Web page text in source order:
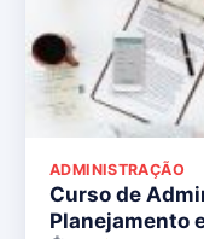
ADMINISTRAÇÃO
Curso de
Planejamento